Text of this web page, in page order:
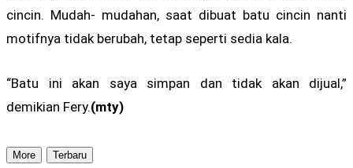
cincin. Mudah- mudahan, saat dibuat batu cincin nanti
motifnya tidak berubah, tetap seperti sedia kala.
“Batu ini akan saya simpan dan tidak akan dijual,”
demikian Fery.(mty)
More Terbaru